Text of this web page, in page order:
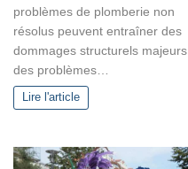
problèmes de plomberie non
résolus peuvent entraîner des
dommages structurels majeurs,
des problèmes…
Lire l'article